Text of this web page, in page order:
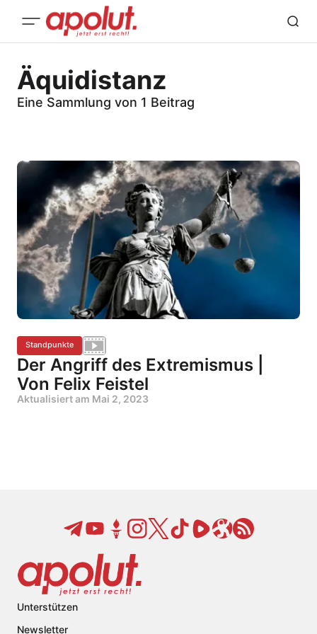
Äquidistanz
Eine Sammlung von 1 Beitrag
Standpunkte
Der Angriff des Extremismus |
Von Felix Feistel
Aktualisiert am Mai 2, 2023
Unterstützen
Newsletter